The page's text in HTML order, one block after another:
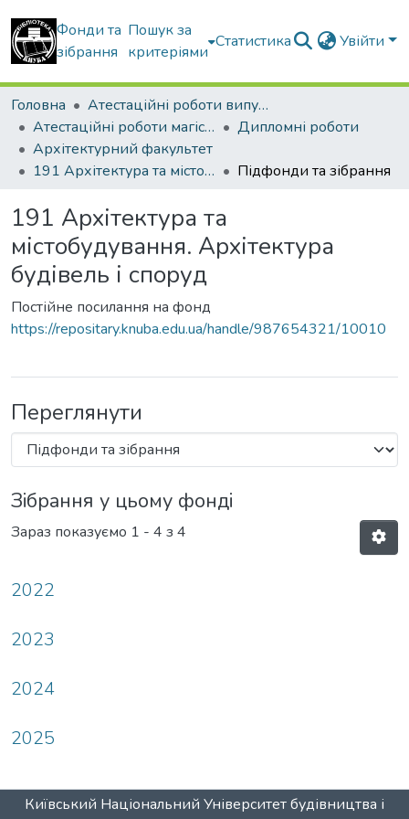
Фонди та
зібрання
Пошук за
критеріями
Статистика Увійти
Головна
Атестаційні роботи випускників
Атестаційні роботи магістрів
Дипломні роботи
Архітектурний факультет
191 Архітектура та містобудування. Архітектура будівель і споруд
Підфонди та зібрання
191 Архітектура та
містобудування. Архітектура
будівель і споруд
Постійне посилання на фонд
https://repositary.knuba.edu.ua/handle/987654321/10010
Переглянути
Зібрання у цьому фонді
Зараз показуємо 1 - 4 з 4
2022
2023
2024
2025
Київський Національний Університет будівництва і